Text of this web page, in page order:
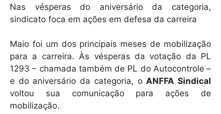
at
A
p
p
c
b
o
o
k
ai
l
Nas vésperas do aniversário da categoria,
sindicato foca em ações em defesa da carreira
Maio foi um dos principais meses de mobilização
para a carreira. Às vésperas da votação da PL
1293 – chamada também de PL do Autocontrole –
e do aniversário da categoria, oANFFA Sindical
voltou sua comunicação para ações de
mobilização.